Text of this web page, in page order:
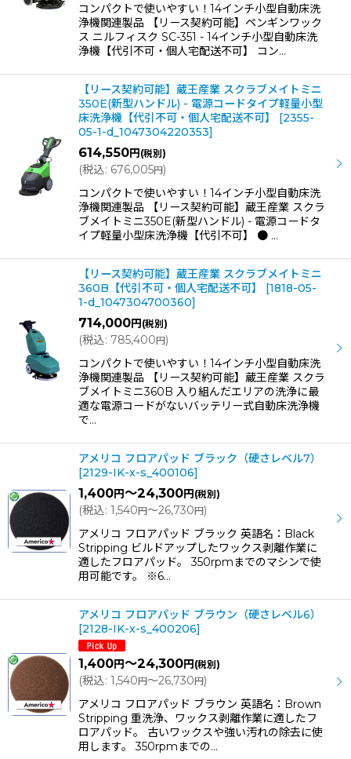
コンパクトで使いやすい！14インチ小型自動床洗
浄機関連製品 【リース契約可能】ペンギンワック
ス ニルフィスク SC-351 - 14インチ小型自動床洗
浄機【代引不可・個人宅配送不可】 コン…
【リース契約可能】蔵王産業 スクラブメイトミニ
350E(新型ハンドル) - 電源コードタイプ軽量小型
床洗浄機【代引不可・個人宅配送不可】
[2355-
05-1-d_1047304220353]
614,550円 (税別)
(税込: 676,005円)
コンパクトで使いやすい！14インチ小型自動床洗
浄機関連製品 【リース契約可能】蔵王産業 スクラ
ブメイトミニ350E(新型ハンドル) - 電源コードタ
イプ軽量小型床洗浄機【代引不可】 ● …
【リース契約可能】蔵王産業 スクラブメイトミニ
360B【代引不可・個人宅配送不可】
[1818-05-
1-d_1047304700360]
714,000円 (税別)
(税込: 785,400円)
コンパクトで使いやすい！14インチ小型自動床洗
浄機関連製品 【リース契約可能】蔵王産業 スクラ
ブメイトミニ360B 入り組んだエリアの洗浄に最
適な電源コードがないバッテリー式自動床洗浄機
で…
アメリコ フロアパッド ブラック（硬さレベル7）
[2129-IK-x-s_400106]
1,400円～24,300円 (税別)
(税込: 1,540円～26,730円)
アメリコ フロアパッド ブラック 英語名：Black
Stripping ビルドアップしたワックス剥離作業に
適したフロアパッド。 350rpmまでのマシンで使
用可能です。 ※6…
アメリコ フロアパッド ブラウン（硬さレベル6）
[2128-IK-x-s_400206]
1,400円～24,300円 (税別)
(税込: 1,540円～26,730円)
アメリコ フロアパッド ブラウン 英語名：Brown
Stripping 重洗浄、ワックス剥離作業に適したフ
ロアパッド。 古いワックスや強い汚れの除去に使
用します。 350rpmまでの…